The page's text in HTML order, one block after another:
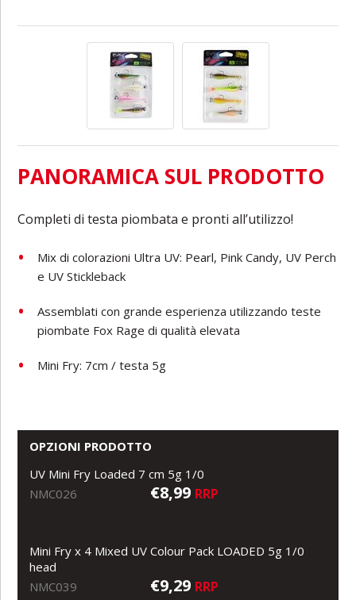
PANORAMICA SUL PRODOTTO
Completi di testa piombata e pronti all’utilizzo!
Mix di colorazioni Ultra UV: Pearl, Pink Candy, UV Perch
e UV Stickleback
Assemblati con grande esperienza utilizzando teste
piombate Fox Rage di qualità elevata
Mini Fry: 7cm / testa 5g
OPZIONI PRODOTTO
UV Mini Fry Loaded 7 cm 5g 1/0
NMC026
€8,99 RRP
Mini Fry x 4 Mixed UV Colour Pack LOADED 5g 1/0
head
NMC039
€9,29 RRP